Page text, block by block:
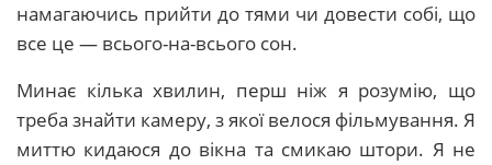
намагаючись прийти до тями чи довести собі, що
все це — всього-на-всього сон.
Минає кілька хвилин, перш ніж я розумію, що
треба знайти камеру, з якої велося фільмування. Я
миттю кидаюся до вікна та смикаю штори. Я не